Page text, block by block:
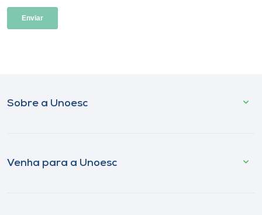
Sobre a Unoesc
Venha para a Unoesc